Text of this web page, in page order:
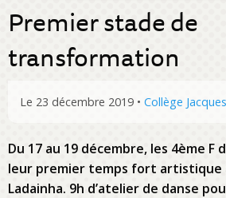
Premier stade de
transformation
Le 23 décembre 2019 • Collège
Du 17 au 19 décembre, les 4ème F
leur premier temps fort artistique
Ladainha. 9h d’atelier de danse